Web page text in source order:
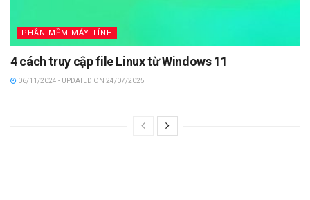
PHẦN MỀM MÁY TÍNH
4 cách truy cập file Linux từ Windows 11
06/11/2024 - UPDATED ON 24/07/2025